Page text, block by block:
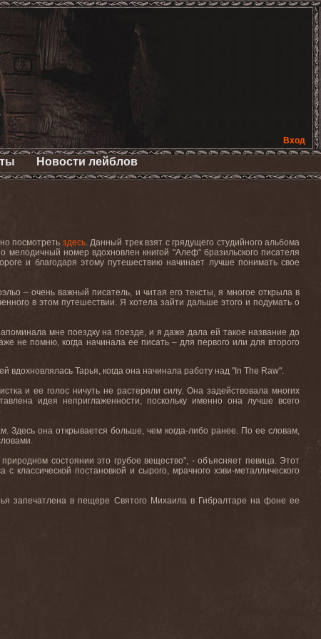
Вход
Новости лейблов
посмотреть здесь. Данный трек взят с грядущего студийного альбома
мелодичный номер вдохновлен книгой "Алеф" бразильского писателя
и благодаря этому путешествию начинает лучше понимать свое
– очень важный писатель, и читая его тексты, я многое открыла в
в этом путешествии. Я хотела зайти дальше этого и подумать о
мне поездку на поезде, и я даже дала ей такое название до
не помню, когда начинала ее писать – для первого или для второго
вдохновлялась Тарья, когда она начинала работу над "In The Raw".
и ее голос ничуть не растеряли силу. Она задействовала многих
идея неприглаженности, поскольку именно она лучше всего
Здесь она открывается больше, чем когда-либо ранее. По ее словам,
состоянии это грубое вещество", - объясняет певица. Этот
классической постановкой и сырого, мрачного хэви-металлического
запечатлена в пещере Святого Михаила в Гибралтаре на фоне ее